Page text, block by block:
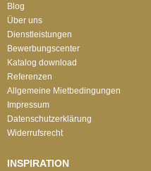
Blog
Über uns
Dienstleistungen
Bewerbungscenter
Katalog download
Referenzen
Allgemeine Mietbedingungen
Impressum
Datenschutzerklärung
Widerrufsrecht
INSPIRATION